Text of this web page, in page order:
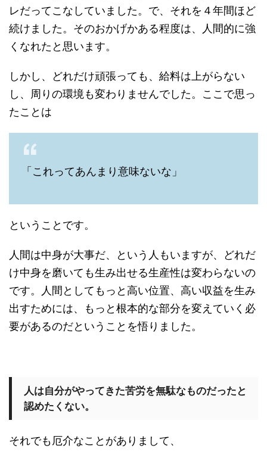
レだってこなしていました。で、それを４年間ほど
続けました。そのおかげかある程度は、人間的に強
くなれたと思います。
しかし、どれだけ頑張っても、給料は上がらない
し、周りの環境も変わりませんでした。ここで思っ
たことは
「これってあんまり意味ないな」
ということです。
人間は中身が大事だ、という人もいますが、どれだ
け中身を磨いても生み出せる生産性は変わらないの
です。人間としてもっと高い位置、高い収益を生み
出すためには、もっと根本的な部分を変えていく必
要があるのだということを悟りました。
人は自分がやってきた苦労を無駄なものだったと
認めたくない。
それでも厄介なことがありまして、